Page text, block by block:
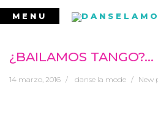
Ir
MENU
¿BAILAMOS TANGO?…
14 marzo, 2016 danse la mode New